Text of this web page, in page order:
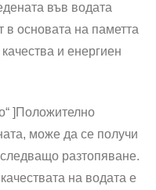
във водата
основата на паметта
и енергиен
]
Положително
може да се получи
разтопяване.
на водата е